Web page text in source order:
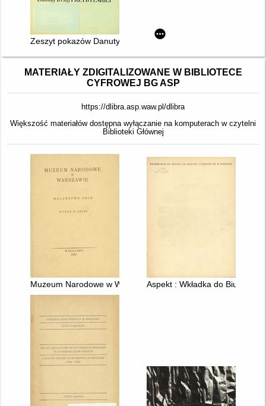
Zeszyt pokazów Danuty Ireny Przybylskiej
MATERIAŁY ZDIGITALIZOWANE W BIBLIOTECE
CYFROWEJ BG ASP
https://dlibra.asp.waw.pl/dlibra
Większość materiałów dostępna wyłączanie na komputerach w czytelni
Biblioteki Głównej
Muzeum Narodowe w Warszawie : Malarstwo obce. Wybór 48
Aspekt : Wkładka do Biuletynu